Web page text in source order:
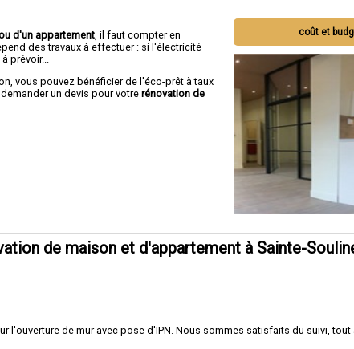
coût et
d'un appartement , il faut compter en
des travaux à effectuer : si l'électricité
prévoir...
vous pouvez bénéficier de l'éco-prêt à taux
un devis pour votre rénovation de
de maison et d'appartement à Sainte-
l'ouverture de mur avec pose d'IPN. Nous sommes satisfaits du suivi,